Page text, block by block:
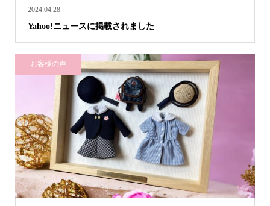
2024.04.28
Yahoo!ニュースに掲載されました
お客様の声